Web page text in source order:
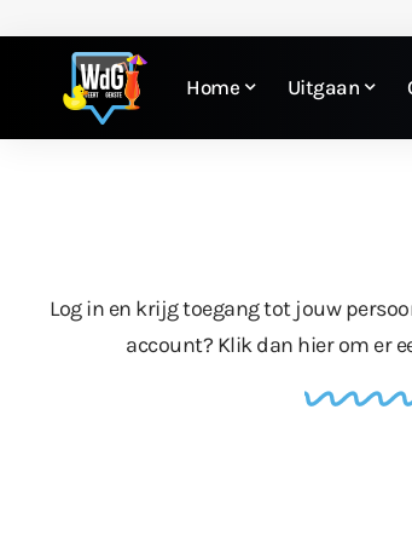
Home Uitgaan
Log in en krijg toegang tot jouw
account? Klik dan hierom er